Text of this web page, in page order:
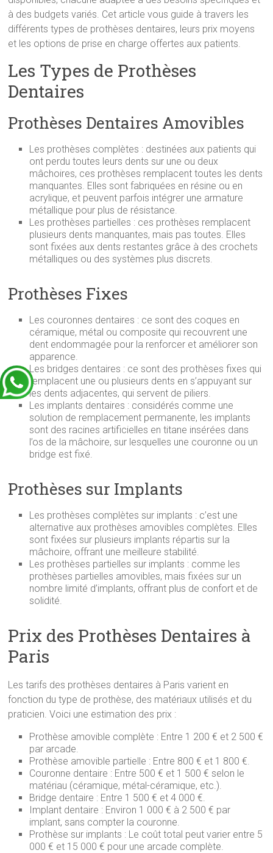
à des budgets variés. Cet article vous guide à travers les
différents types de prothèses dentaires, leurs prix moyens
et les options de prise en charge offertes aux patients.
Les Types de Prothèses
Dentaires
Prothèses Dentaires Amovibles
Les prothèses complètes : destinées aux patients qui
ont perdu toutes leurs dents sur une ou deux
mâchoires, ces prothèses remplacent toutes les dents
manquantes. Elles sont fabriquées en résine ou en
acrylique, et peuvent parfois intégrer une armature
métallique pour plus de résistance.
Les prothèses partielles : ces prothèses remplacent
plusieurs dents manquantes, mais pas toutes. Elles
sont fixées aux dents restantes grâce à des crochets
métalliques ou des systèmes plus discrets.
Prothèses Fixes
Les couronnes dentaires : ce sont des coques en
céramique, métal ou composite qui recouvrent une
dent endommagée pour la renforcer et améliorer son
apparence.
Les bridges dentaires : ce sont des prothèses fixes qui
remplacent une ou plusieurs dents en s’appuyant sur
les dents adjacentes, qui servent de piliers.
Les implants dentaires : considérés comme une
solution de remplacement permanente, les implants
sont des racines artificielles en titane insérées dans
l’os de la mâchoire, sur lesquelles une couronne ou un
bridge est fixé.
Prothèses sur Implants
Les prothèses complètes sur implants : c’est une
alternative aux prothèses amovibles complètes. Elles
sont fixées sur plusieurs implants répartis sur la
mâchoire, offrant une meilleure stabilité.
Les prothèses partielles sur implants : comme les
prothèses partielles amovibles, mais fixées sur un
nombre limité d’implants, offrant plus de confort et de
solidité.
Prix des Prothèses Dentaires à
Paris
Les tarifs des prothèses dentaires à Paris varient en
fonction du type de prothèse, des matériaux utilisés et du
praticien. Voici une estimation des prix :
Prothèse amovible complète : Entre 1 200 € et 2 500 €
par arcade.
Prothèse amovible partielle : Entre 800 € et 1 800 €.
Couronne dentaire : Entre 500 € et 1 500 € selon le
matériau (céramique, métal-céramique, etc.).
Bridge dentaire : Entre 1 500 € et 4 000 €.
Implant dentaire : Environ 1 000 € à 2 500 € par
implant, sans compter la couronne.
Prothèse sur implants : Le coût total peut varier entre 5
000 € et 15 000 € pour une arcade complète.